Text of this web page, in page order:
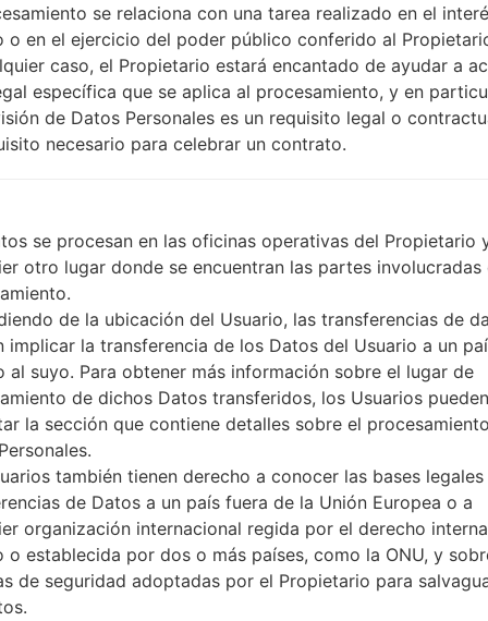
Sí
Interfaces
-
versión 1.2 A2DP
No
No
se relaciona con una tarea realizado en el
o en el ejercicio del poder público conferido al
caso, el Propietario estará encantado de ayudar a
específica que se aplica al procesamiento, y en
de Datos Personales es un requisito legal o
necesario para celebrar un contrato.
se procesan en las oficinas operativas del Propietario
otro lugar donde se encuentran las partes involucradas
de la ubicación del Usuario, las transferencias de
implicar la transferencia de los Datos del Usuario a un
al suyo. Para obtener más información sobre el lugar de
de dichos Datos transferidos, los Usuarios pueden
la sección que contiene detalles sobre el
también tienen derecho a conocer las bases
de Datos a un país fuera de la Unión Europea o a
organización internacional regida por el derecho
o establecida por dos o más países, como la ONU, y
de seguridad adoptadas por el Propietario para